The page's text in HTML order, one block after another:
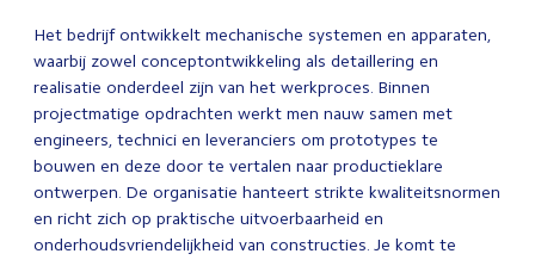
Het bedrijf ontwikkelt mechanische systemen en apparaten,
waarbij zowel conceptontwikkeling als detaillering en
realisatie onderdeel zijn van het werkproces. Binnen
projectmatige opdrachten werkt men nauw samen met
engineers, technici en leveranciers om prototypes te
bouwen en deze door te vertalen naar productieklare
ontwerpen. De organisatie hanteert strikte kwaliteitsnormen
en richt zich op praktische uitvoerbaarheid en
onderhoudsvriendelijkheid van constructies. Je komt te